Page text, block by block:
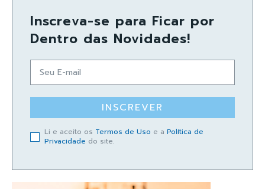
Inscreva-se para Ficar por
Dentro das Novidades!
INSCREVER
Li e aceito os Termos de Uso e a Política de
Privacidade do site.